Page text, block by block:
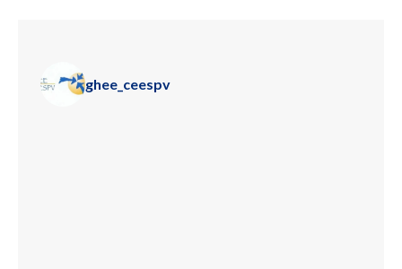
ghee_ceespv